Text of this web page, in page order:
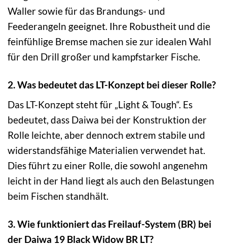
Waller sowie für das Brandungs- und
Feederangeln geeignet. Ihre Robustheit und die
feinfühlige Bremse machen sie zur idealen Wahl
für den Drill großer und kampfstarker Fische.
2. Was bedeutet das LT-Konzept bei dieser Rolle?
Das LT-Konzept steht für „Light & Tough“. Es
bedeutet, dass Daiwa bei der Konstruktion der
Rolle leichte, aber dennoch extrem stabile und
widerstandsfähige Materialien verwendet hat.
Dies führt zu einer Rolle, die sowohl angenehm
leicht in der Hand liegt als auch den Belastungen
beim Fischen standhält.
3. Wie funktioniert das Freilauf-System (BR) bei
der Daiwa 19 Black Widow BR LT?